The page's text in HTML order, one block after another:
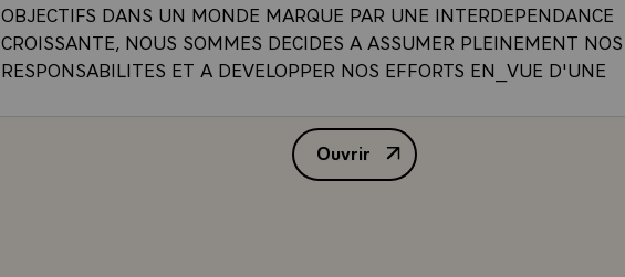
OBJECTIFS DANS UN MONDE MARQUE PAR UNE INTERDEPENDANCE
CROISSANTE, NOUS SOMMES DECIDES A ASSUMER PLEINEMENT NOS
RESPONSABILITES ET A DEVELOPPER NOS EFFORTS EN_VUE D'UNE
ENTRE TOUS LES PAYS, DEPASSANT LES DISPARITES DE LEUR
DEVELOPPEMENT ECONOMIQUE, L'INEGALITE DES RESSOURCES
DISPOSENT ET LES DIFFERENCES DE LEURS SYSTEMES POLITIQUES ET
Ouvrir
Déclaration commune des chefs